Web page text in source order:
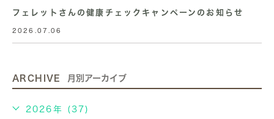
フェレットさんの健康チェックキャンペーンのお知らせ
2026.07.06
ARCHIVE 月別アーカイブ
2026年 (37)